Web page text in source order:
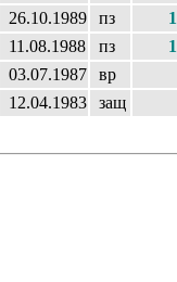
26.10.1989 пз 1
11.08.1988 пз
1
03.07.1987 вр
12.04.1983 защ